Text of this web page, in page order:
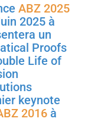
ABZ 2025
2025 à
un
Proofs
Life of
keynote
2016à